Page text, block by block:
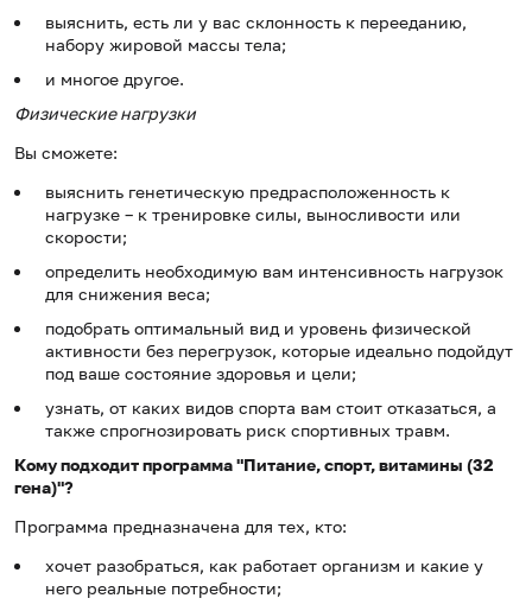
выяснить, есть ли у вас склонность к перееданию,
набору жировой массы тела;
и многое другое.
Физические нагрузки
Вы сможете:
выяснить генетическую предрасположенность к
нагрузке – к тренировке силы, выносливости или
скорости;
определить необходимую вам интенсивность нагрузок
для снижения веса;
подобрать оптимальный вид и уровень физической
активности без перегрузок, которые идеально подойдут
под ваше состояние здоровья и цели;
узнать, от каких видов спорта вам стоит отказаться, а
также спрогнозировать риск спортивных травм.
Кому подходит программа "Питание, спорт, витамины (32
гена)"?
Программа предназначена для тех, кто:
хочет разобраться, как работает организм и какие у
него реальные потребности;